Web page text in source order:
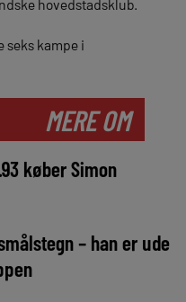
hovedstadsklub.
seks kampe i
MERE OM
køber Simon
– han er ude